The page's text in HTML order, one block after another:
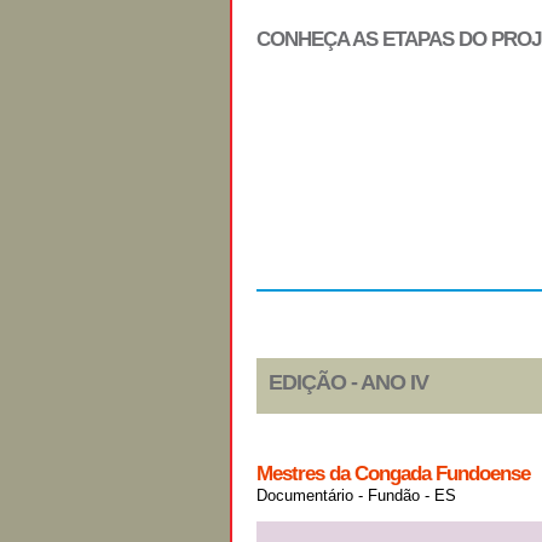
CONHEÇA AS ETAPAS DO
EDIÇÃO - ANO IV
Mestres da Congada Fundoense
Documentário - Fundão - ES